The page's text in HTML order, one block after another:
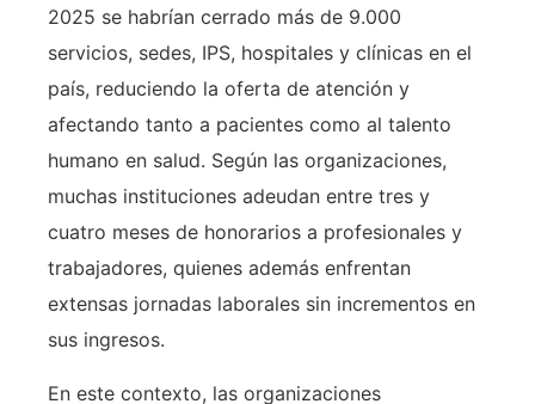
2025 se habrían cerrado más de 9.000
servicios, sedes, IPS, hospitales y clínicas en el
país, reduciendo la oferta de atención y
afectando tanto a pacientes como al talento
humano en salud. Según las organizaciones,
muchas instituciones adeudan entre tres y
cuatro meses de honorarios a profesionales y
trabajadores, quienes además enfrentan
extensas jornadas laborales sin incrementos en
sus ingresos.
En este contexto, las organizaciones